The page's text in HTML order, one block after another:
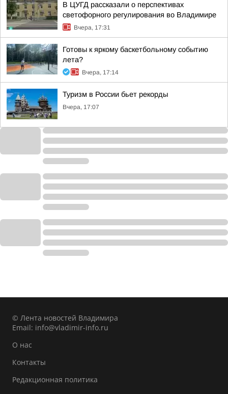
В ЦУГД рассказали о перспективах
светофорного регулирования во Владимире
Вчера, 17:31
Готовы к яркому баскетбольному событию
лета?
Вчера, 17:14
Туризм в России бьет рекорды
Вчера, 17:07
© Лента новостей Владимира
Email: info@vladimir-info.ru
О нас
Контакты
Редакционная политика